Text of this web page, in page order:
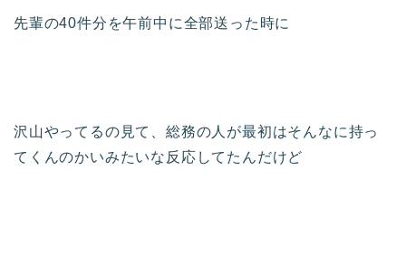
先輩の40件分を午前中に全部送った時に
沢山やってるの見て、総務の人が最初はそんなに持っ
てくんのかいみたいな反応してたんだけど